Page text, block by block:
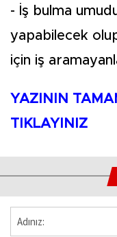
- İş bulma
yapabilecek olup
için iş
YAZININ
TIKLAYINIZ